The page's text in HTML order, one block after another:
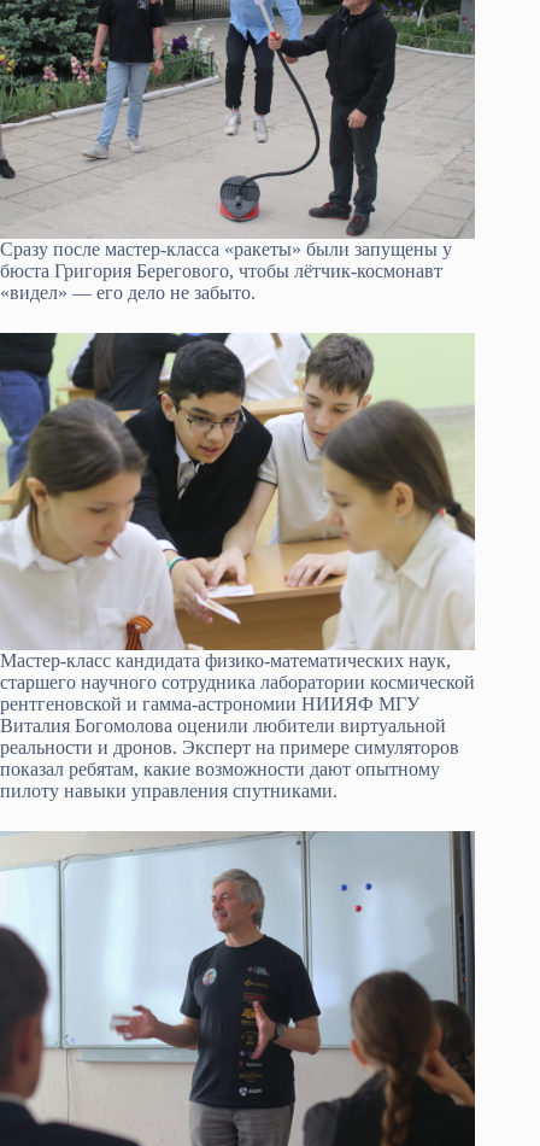
Сразу после мастер-класса «ракеты» были запущены у
бюста Григория Берегового, чтобы лётчик-космонавт
«видел» — его дело не забыто.
Мастер-класс кандидата физико-математических наук,
старшего научного сотрудника лаборатории космической
рентгеновской и гамма-астрономии НИИЯФ МГУ
Виталия Богомолова оценили любители виртуальной
реальности и дронов. Эксперт на примере симуляторов
показал ребятам, какие возможности дают опытному
пилоту навыки управления спутниками.